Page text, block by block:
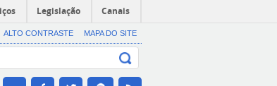
Legislação Canais
ALTO CONTRASTE MAPA DO SITE